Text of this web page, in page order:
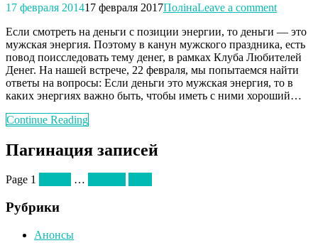
17 февраля 201417 февраля 2017ПолінаLeave a comment
Если смотреть на деньги с позиции энергии, то деньги — это
мужская энергия. Поэтому в канун мужского праздника, есть
повод поисследовать тему денег, в рамках Клуба Любителей
Денег. На нашей встрече, 22 февраля, мы попытаемся найти
ответы на вопросы: Если деньги это мужская энергия, то в
каких энергиях важно быть, чтобы иметь с ними хороший…
Continue Reading
Пагинация записей
Page 1 …
Рубрики
Анонсы